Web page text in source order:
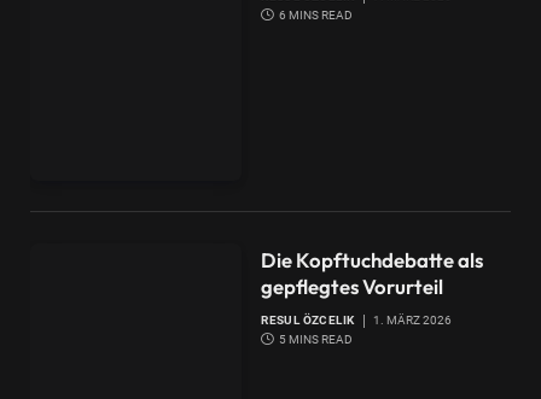
6 MINS READ
Die Kopftuchdebatte als
gepflegtes Vorurteil
RESUL ÖZCELIK
1. MÄRZ 2026
5 MINS READ